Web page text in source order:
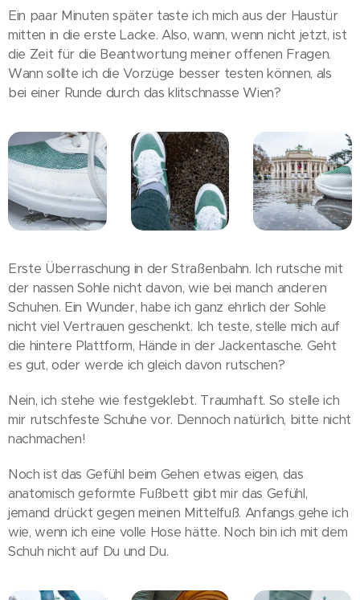
Ein paar Minuten später taste ich mich aus der Haustür
mitten in die erste Lacke. Also, wann, wenn nicht jetzt, ist
die Zeit für die Beantwortung meiner offenen Fragen.
Wann sollte ich die Vorzüge besser testen können, als
bei einer Runde durch das klitschnasse Wien?
Erste Überraschung in der Straßenbahn. Ich rutsche mit
der nassen Sohle nicht davon, wie bei manch anderen
Schuhen. Ein Wunder, habe ich ganz ehrlich der Sohle
nicht viel Vertrauen geschenkt. Ich teste, stelle mich auf
die hintere Plattform, Hände in der Jackentasche. Geht
es gut, oder werde ich gleich davon rutschen?
Nein, ich stehe wie festgeklebt. Traumhaft. So stelle ich
mir rutschfeste Schuhe vor. Dennoch natürlich, bitte nicht
nachmachen!
Noch ist das Gefühl beim Gehen etwas eigen, das
anatomisch geformte Fußbett gibt mir das Gefühl,
jemand drückt gegen meinen Mittelfuß. Anfangs gehe ich
wie, wenn ich eine volle Hose hätte. Noch bin ich mit dem
Schuh nicht auf Du und Du.